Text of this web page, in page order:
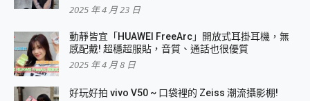
2025 年 4 月 23 日
動靜皆宜「HUAWEI FreeArc」開放式耳掛耳機，無
感配戴! 超穩超服貼，音質、通話也很優質
2025 年 4 月 8 日
好玩好拍 vivo V50 ~ 口袋裡的 Zeiss 潮流攝影棚!